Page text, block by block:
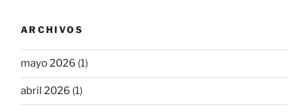
ARCHIVOS
mayo 2026 (1)
abril 2026 (1)